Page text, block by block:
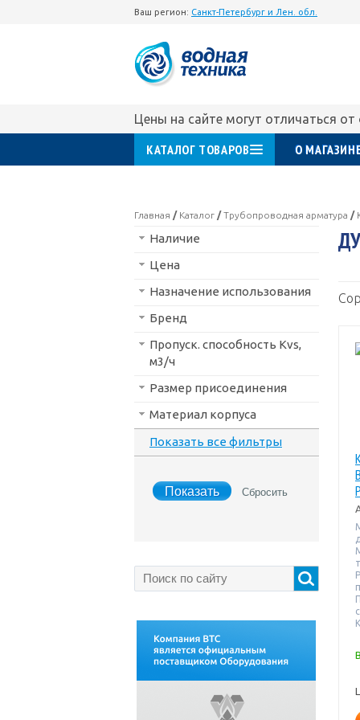
Ваш регион: Санкт-Петербург и Лен. обл.
Цены на сайте могут отличаться
КАТАЛОГ ТОВАРОВ О
Главная / Каталог /Трубопроводная арматура /
Наличие
Цена
Назначение использования
Бренд
Пропуск. способность Kvs,
м3/ч
Размер присоединения
Материал корпуса
Показать все фильтры